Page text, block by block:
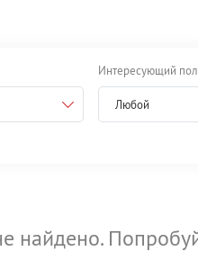
Интересующий пол
Любой
найдено.